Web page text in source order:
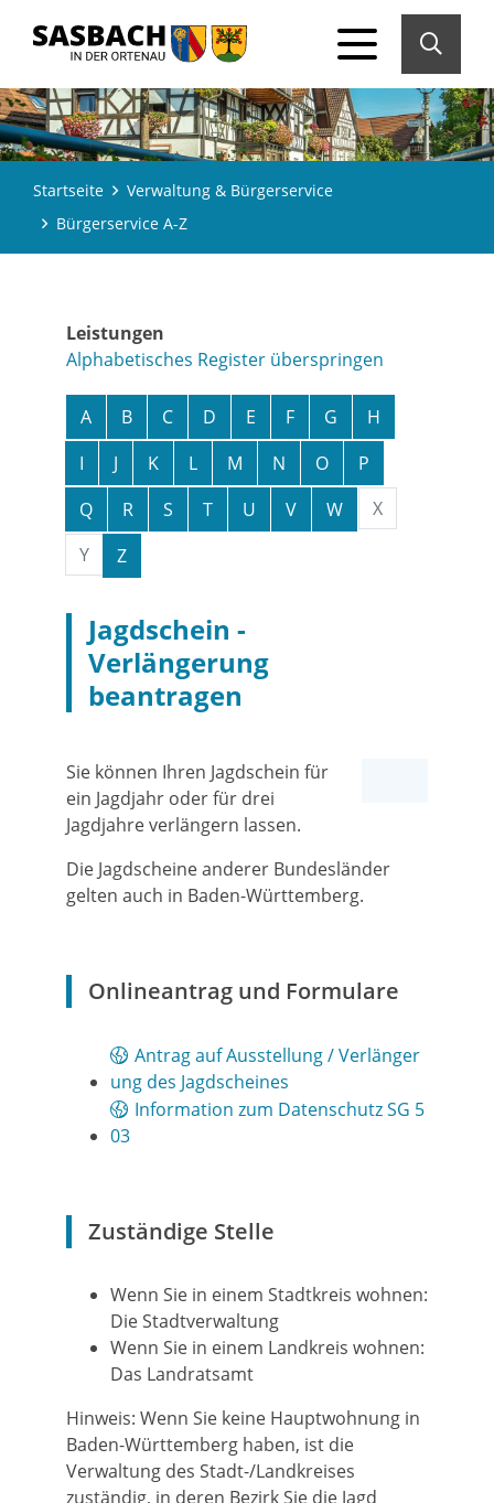
Startseite
Verwaltung & Bürgerservice
Bürgerservice A-Z
Leistungen
Alphabetisches Register überspringen
A B C D E F G
H
I
J K L M N O
P
Q
R S T U V W
X
Y
Z
Jagdschein -
Verlängerung
beantragen
Sie können Ihren Jagdschein für
ein Jagdjahr oder für drei
Jagdjahre verlängern lassen.
Die Jagdscheine anderer Bundesländer
gelten auch in Baden-Württemberg.
Onlineantrag und Formulare
Antrag auf Ausstellung / Verlänger
ung des Jagdscheines
Information zum Datenschutz SG 5
03
Zuständige Stelle
Wenn Sie in einem Stadtkreis wohnen:
Die Stadtverwaltung
Wenn Sie in einem Landkreis wohnen:
Das Landratsamt
Hinweis: Wenn Sie keine Hauptwohnung in
Baden-Württemberg haben, ist die
Verwaltung des Stadt-/Landkreises
zuständig, in deren Bezirk Sie die Jagd